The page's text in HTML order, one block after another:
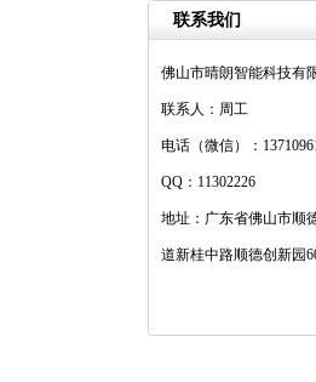
联系我们
佛山市晴朗智能科技有
联系人：周工
电话（微信）：
QQ：11302226
地址：广东省佛山市顺
道新桂中路顺德创新园